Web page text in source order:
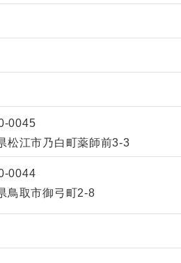
0045
松江市乃白町薬師前3‐3
0044
鳥取市御弓町2-8